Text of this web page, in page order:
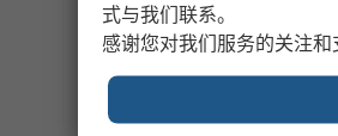
RS 库存编号230-4945
制造商零件编号6902310
RMB3,505.30(不含税)
式与我们联系。
感谢您对我们服务的关注和